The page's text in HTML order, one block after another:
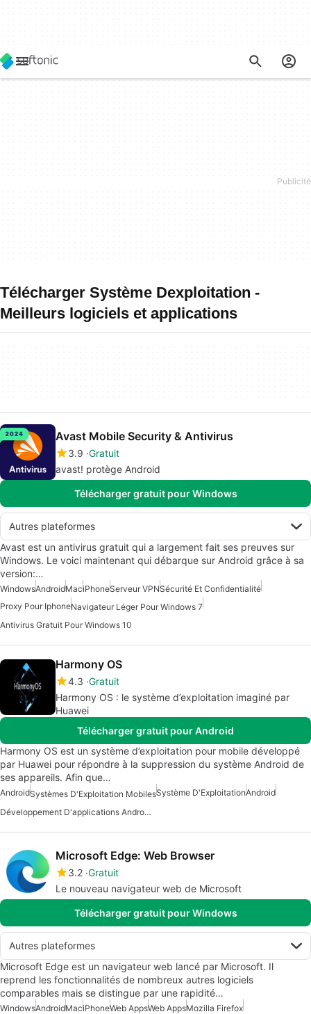
Télécharger Système Dexploitation -
Meilleurs logiciels et applications
Avast Mobile Security & Antivirus
3.9 Gratuit
avast! protège Android
Télécharger gratuit pour Windows
Autres plateformes
Avast est un antivirus gratuit qui a largement fait ses preuves sur
Windows. Le voici maintenant qui débarque sur Android grâce à sa
version:…
WindowsAndroidMaciPhoneServeur VPNSécurité Et Confidentialité
Proxy Pour IphoneNavigateur Léger Pour Windows 7
Antivirus Gratuit Pour Windows 10
Harmony OS
4.3 Gratuit
Harmony OS : le système d’exploitation imaginé par
Huawei
Télécharger gratuit pour Android
Harmony OS est un système d’exploitation pour mobile développé
par Huawei pour répondre à la suppression du système Android de
ses appareils. Afin que…
AndroidSystèmes D'Exploitation MobilesSystème D'ExploitationAndroid
Développement D'applications Android Gratuit
Microsoft Edge: Web Browser
3.2 Gratuit
Le nouveau navigateur web de Microsoft
Télécharger gratuit pour Windows
Autres plateformes
Microsoft Edge est un navigateur web lancé par Microsoft. Il
reprend les fonctionnalités de nombreux autres logiciels
comparables mais se distingue par une rapidité…
WindowsAndroidMaciPhoneWeb AppsWeb AppsMozilla Firefox